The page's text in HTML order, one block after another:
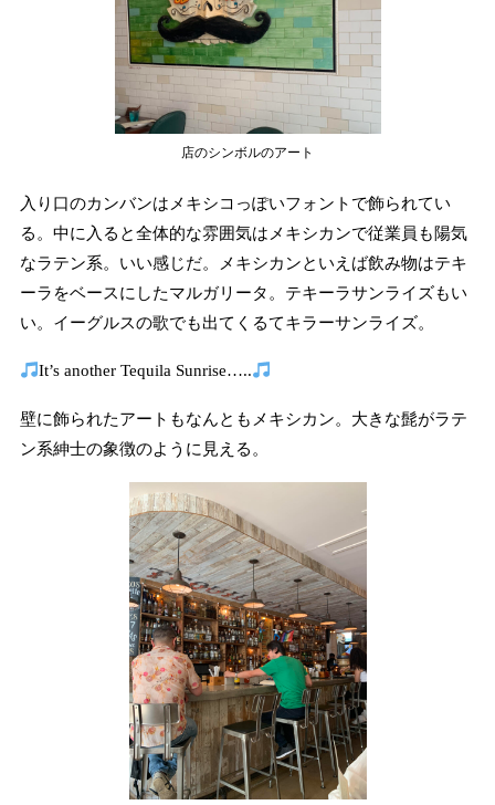
店のシンボルのアート
入り口のカンバンはメキシコっぽいフォントで飾られてい
る。中に入ると全体的な雰囲気はメキシカンで従業員も陽気
なラテン系。いい感じだ。メキシカンといえば飲み物はテキ
ーラをベースにしたマルガリータ。テキーラサンライズもい
い。イーグルスの歌でも出てくるてキラーサンライズ。
It’s another Tequila Sunrise…..
壁に飾られたアートもなんともメキシカン。大きな髭がラテ
ン系紳士の象徴のように見える。